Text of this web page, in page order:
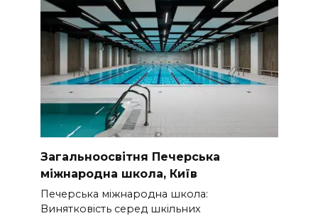
Загальноосвітня Печерська
міжнародна школа, Київ
Печерська міжнародна школа:
Винятковість серед шкільних